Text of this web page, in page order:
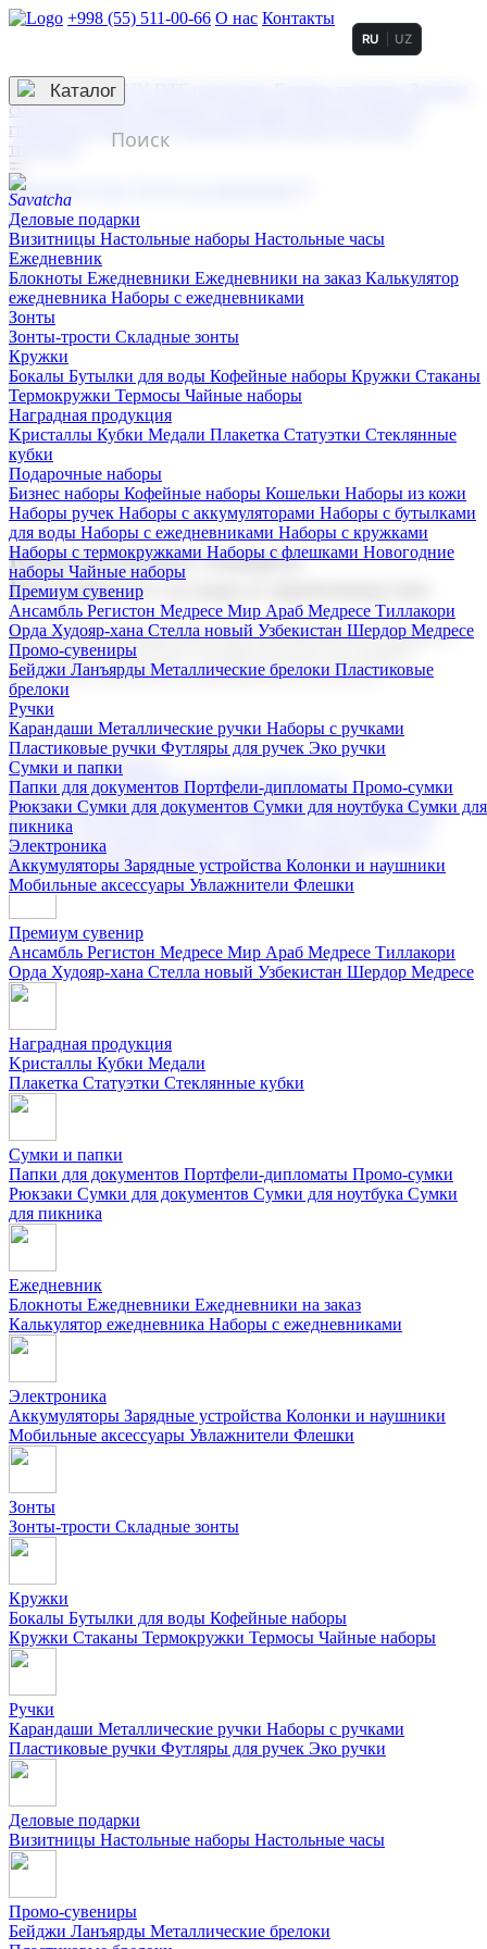
+998 (55) 511-00-66 О нас Контакты
3D гравировка
смолой (Doming)
гравировка твердая
тиснение
RU UZ
☰
Контакты
Каталог
Деловые подарки
Визитницы Настольные наборы Настольные часы
Ежедневник
Блокноты Ежедневники Ежедневники на заказ Калькулятор
ежедневника Наборы с ежедневниками
Зонты
Зонты-трости Складные зонты
Кружки
Бокалы Бутылки для воды Кофейные наборы Кружки Стаканы
Термокружки Термосы Чайные наборы
Наградная продукция
Kристаллы Кубки Медали Плакетка Статуэтки Стеклянные
кубки
Подарочные наборы
Бизнес наборы Кофейные наборы Кошельки Наборы из кожи
Наборы ручек Наборы с аккумуляторами Наборы с бутылками
для воды Наборы с ежедневниками Наборы с кружками
Наборы с термокружками Наборы с флешками Новогодние
наборы Чайные наборы
Премиум сувенир
Ансамбль Регистон Медресе Мир Араб Медресе Тиллакори
Орда Худояр-хана Стелла новый Узбекистан Шердор Медресе
Промо-сувениры
Бейджи Ланъярды Металлические брелоки Пластиковые
брелоки
Ручки
Карандаши Металлические ручки Наборы с ручками
Пластиковые ручки Футляры для ручек Эко ручки
Сумки и папки
Папки для документов Портфели-дипломаты Промо-сумки
Рюкзаки Сумки для документов Сумки для ноутбука Сумки для
пикника
Электроника
Аккумуляторы Зарядные устройства Колонки и наушники
Мобильные аксессуары Увлажнители Флешки
Корпоративные подарки
Поставка со склада и производство
Мы предлагаем широкий выбор корпоративных подарков и
сувениров с логотипом. В нашем каталоге вы найдете
продукцию для бизнеса, мероприятия и клиентов.
Подарочные наборы
Бизнес наборыКофейные наборы Кошельки
Наборы из кожиНаборы ручекНаборы с аккумуляторами
Наборы с бутылками для воды
Наборы с ежедневниками
Наборы с кружками
флешкамиНовогодние наборыЧайные наборы
Премиум сувенир
Ансамбль Регистон Медресе Мир Араб Медресе Тиллакори
Орда Худояр-хана Стелла новый Узбекистан Шердор Медресе
Наградная продукция
Kристаллы Кубки Медали
Плакетка Статуэтки Стеклянные кубки
Сумки и папки
Папки для документов Портфели-дипломаты Промо-сумки
Рюкзаки Сумки для документов Сумки для ноутбука Сумки
для пикника
Ежедневник
Блокноты Ежедневники Ежедневники на заказ
Калькулятор ежедневника Наборы с ежедневниками
Электроника
Аккумуляторы Зарядные устройства Колонки и наушники
Мобильные аксессуары Увлажнители Флешки
Зонты
Зонты-трости Складные зонты
Кружки
Бокалы Бутылки для воды Кофейные наборы
Кружки Стаканы Термокружки Термосы Чайные наборы
Ручки
Карандаши Металлические ручки Наборы с ручками
Пластиковые ручки Футляры для ручек Эко ручки
Деловые подарки
Визитницы Настольные наборы Настольные часы
Промо-сувениры
Бейджи Ланъярды Металлические брелоки